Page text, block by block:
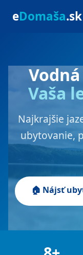
eDomaša.sk
Vaša
Najkrajšie
ubytovanie,
🏠 Nájsť